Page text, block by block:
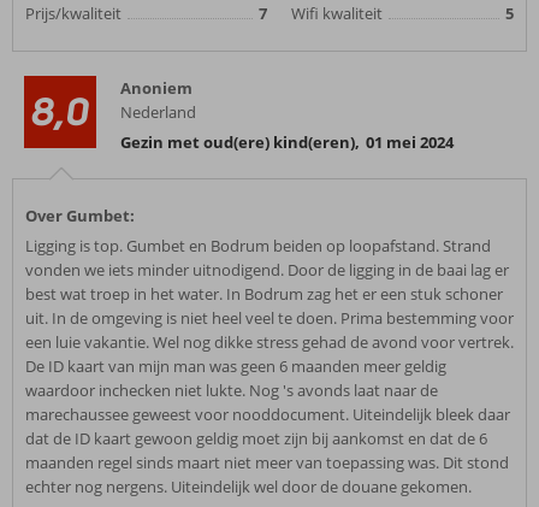
Prijs/kwaliteit
7
Wifi kwaliteit
5
8,0
Anoniem
Nederland
Gezin met oud(ere) kind(eren), 01 mei 2024
Over Gumbet:
Ligging is top. Gumbet en Bodrum beiden op loopafstand. Strand
vonden we iets minder uitnodigend. Door de ligging in de baai lag er
best wat troep in het water. In Bodrum zag het er een stuk schoner
uit. In de omgeving is niet heel veel te doen. Prima bestemming voor
een luie vakantie. Wel nog dikke stress gehad de avond voor vertrek.
De ID kaart van mijn man was geen 6 maanden meer geldig
waardoor inchecken niet lukte. Nog 's avonds laat naar de
marechaussee geweest voor nooddocument. Uiteindelijk bleek daar
dat de ID kaart gewoon geldig moet zijn bij aankomst en dat de 6
maanden regel sinds maart niet meer van toepassing was. Dit stond
echter nog nergens. Uiteindelijk wel door de douane gekomen.